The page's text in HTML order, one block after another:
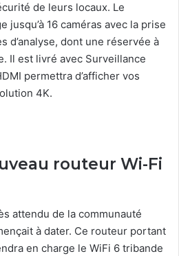
de leurs locaux. Le
jusqu’à 16 caméras avec la prise
d’analyse, dont une réservée à
Il est livré avec Surveillance
permettra d’afficher vos
4K.
routeur Wi-Fi
attendu de la communauté
à dater. Ce routeur portant
en charge le WiFi 6 tribande